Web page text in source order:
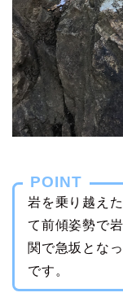
POINT
岩を乗り越え
て前傾姿勢で
関で急坂とな
です。